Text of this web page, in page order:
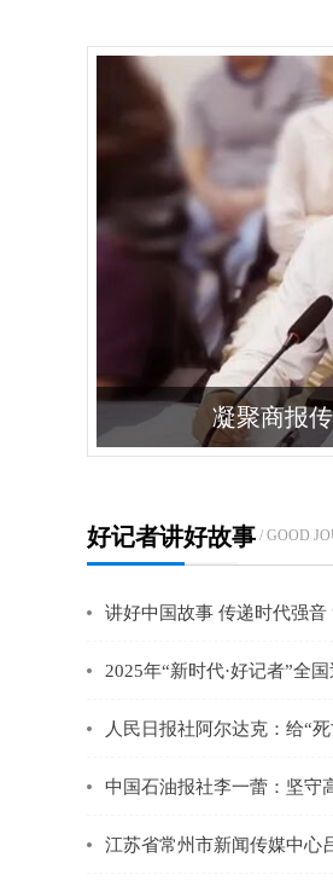
好记者讲好故事 / GOOD
2025年“新时代·好记者”全
中国石油报社李一蕾：坚守